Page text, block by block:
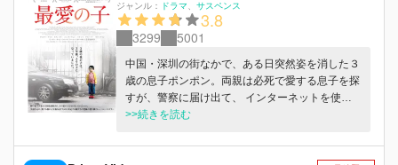
ジャンル：
ドラマ サスペンス
3.8
3299 5001
中国・深圳の街なかで、ある日突然姿を消した３
歳の息子ポンポン。両親は必死で愛する息子を探
すが、警察に届け出て、 インターネットを使っ
て情報を求めてもその消息はつかめない。罪の意
探し続けて３年後、 両親は中国北部の村に暮ら
>>続きを読む